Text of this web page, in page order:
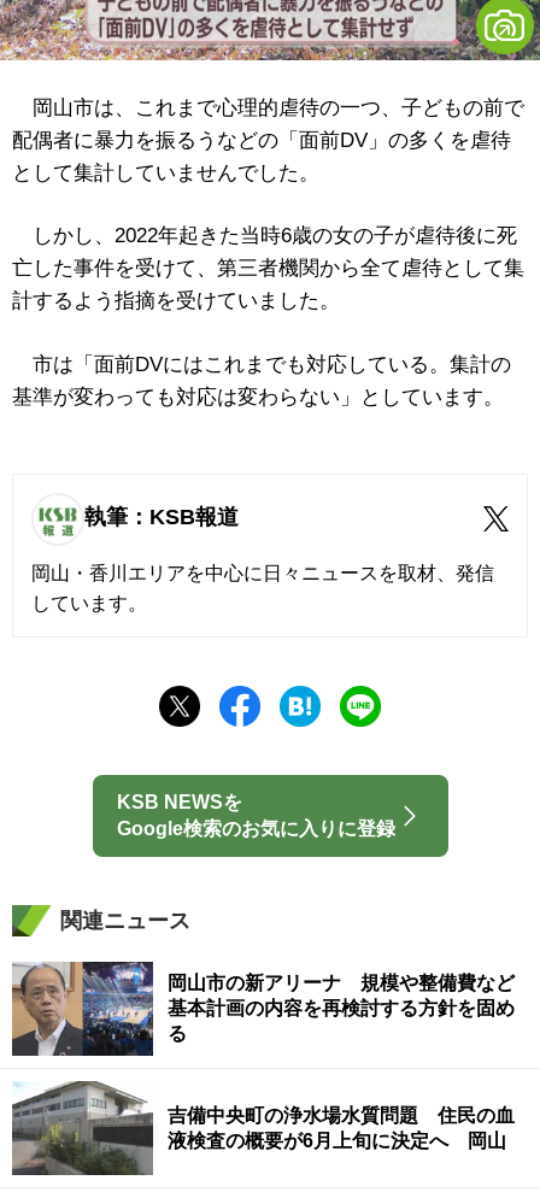
岡山市は、これまで心理的虐待の一つ、子どもの前で
配偶者に暴力を振るうなどの「面前DV」の多くを虐待
として集計していませんでした。
しかし、2022年起きた当時6歳の女の子が虐待後に死
亡した事件を受けて、第三者機関から全て虐待として集
計するよう指摘を受けていました。
市は「面前DVにはこれまでも対応している。集計の
基準が変わっても対応は変わらない」としています。
執筆：KSB報道
岡山・香川エリアを中心に日々ニュースを取材、発信
しています。
KSB NEWSを
Google検索のお気に入りに登録
関連ニュース
岡山市の新アリーナ 規模や整備費など
基本計画の内容を再検討する方針を固め
る
吉備中央町の浄水場水質問題 住民の血
液検査の概要が6月上旬に決定へ 岡山